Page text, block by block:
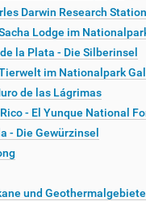
Darwin Research Station
Lodge im
la Plata - Die Silberinsel
im Nationalpark
de las Lágrimas
- El Yunque National
- Die Gewürzinsel
und